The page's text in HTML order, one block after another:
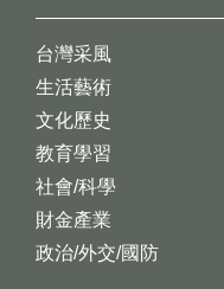
台灣采風
生活藝術
文化歷史
教育學習
社會/科學
財金產業
政治/外交/國防